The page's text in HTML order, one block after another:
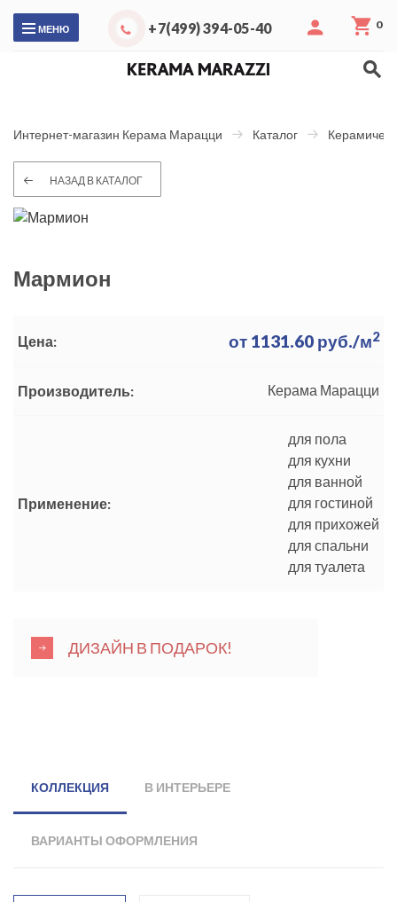
МЕНЮ +7(499) 394-05-40 0
Интернет-магазин Керама Марацци Каталог
НАЗАД В КАТАЛОГ
Мармион
Цена: от 1131.60 руб./м2
Производитель: Керама Марацци
Применение:
для пола
для кухни
для ванной
для гостиной
для прихожей
для спальни
для туалета
ДИЗАЙН В ПОДАРОК!
КОЛЛЕКЦИЯ В ИНТЕРЬЕРЕ
ВАРИАНТЫ ОФОРМЛЕНИЯ